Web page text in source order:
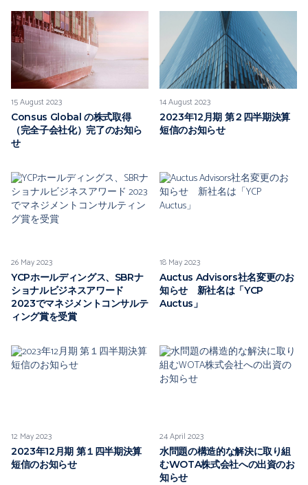
15 August 2023
Consus Global の株式取得
（完全子会社化）完了のお知ら
せ
14 August 2023
2023年12月期 第２四半期決算
短信のお知らせ
26 May 2023
YCPホールディングス、SBRナ
ショナルビジネスアワード
2023でマネジメントコンサルテ
ィング賞を受賞
18 May 2023
Auctus Advisors社名変更のお
知らせ 新社名は「YCP
Auctus」
12 May 2023
2023年12月期 第１四半期決算
短信のお知らせ
24 April 2023
水問題の構造的な解決に取り組
むWOTA株式会社への出資のお
知らせ